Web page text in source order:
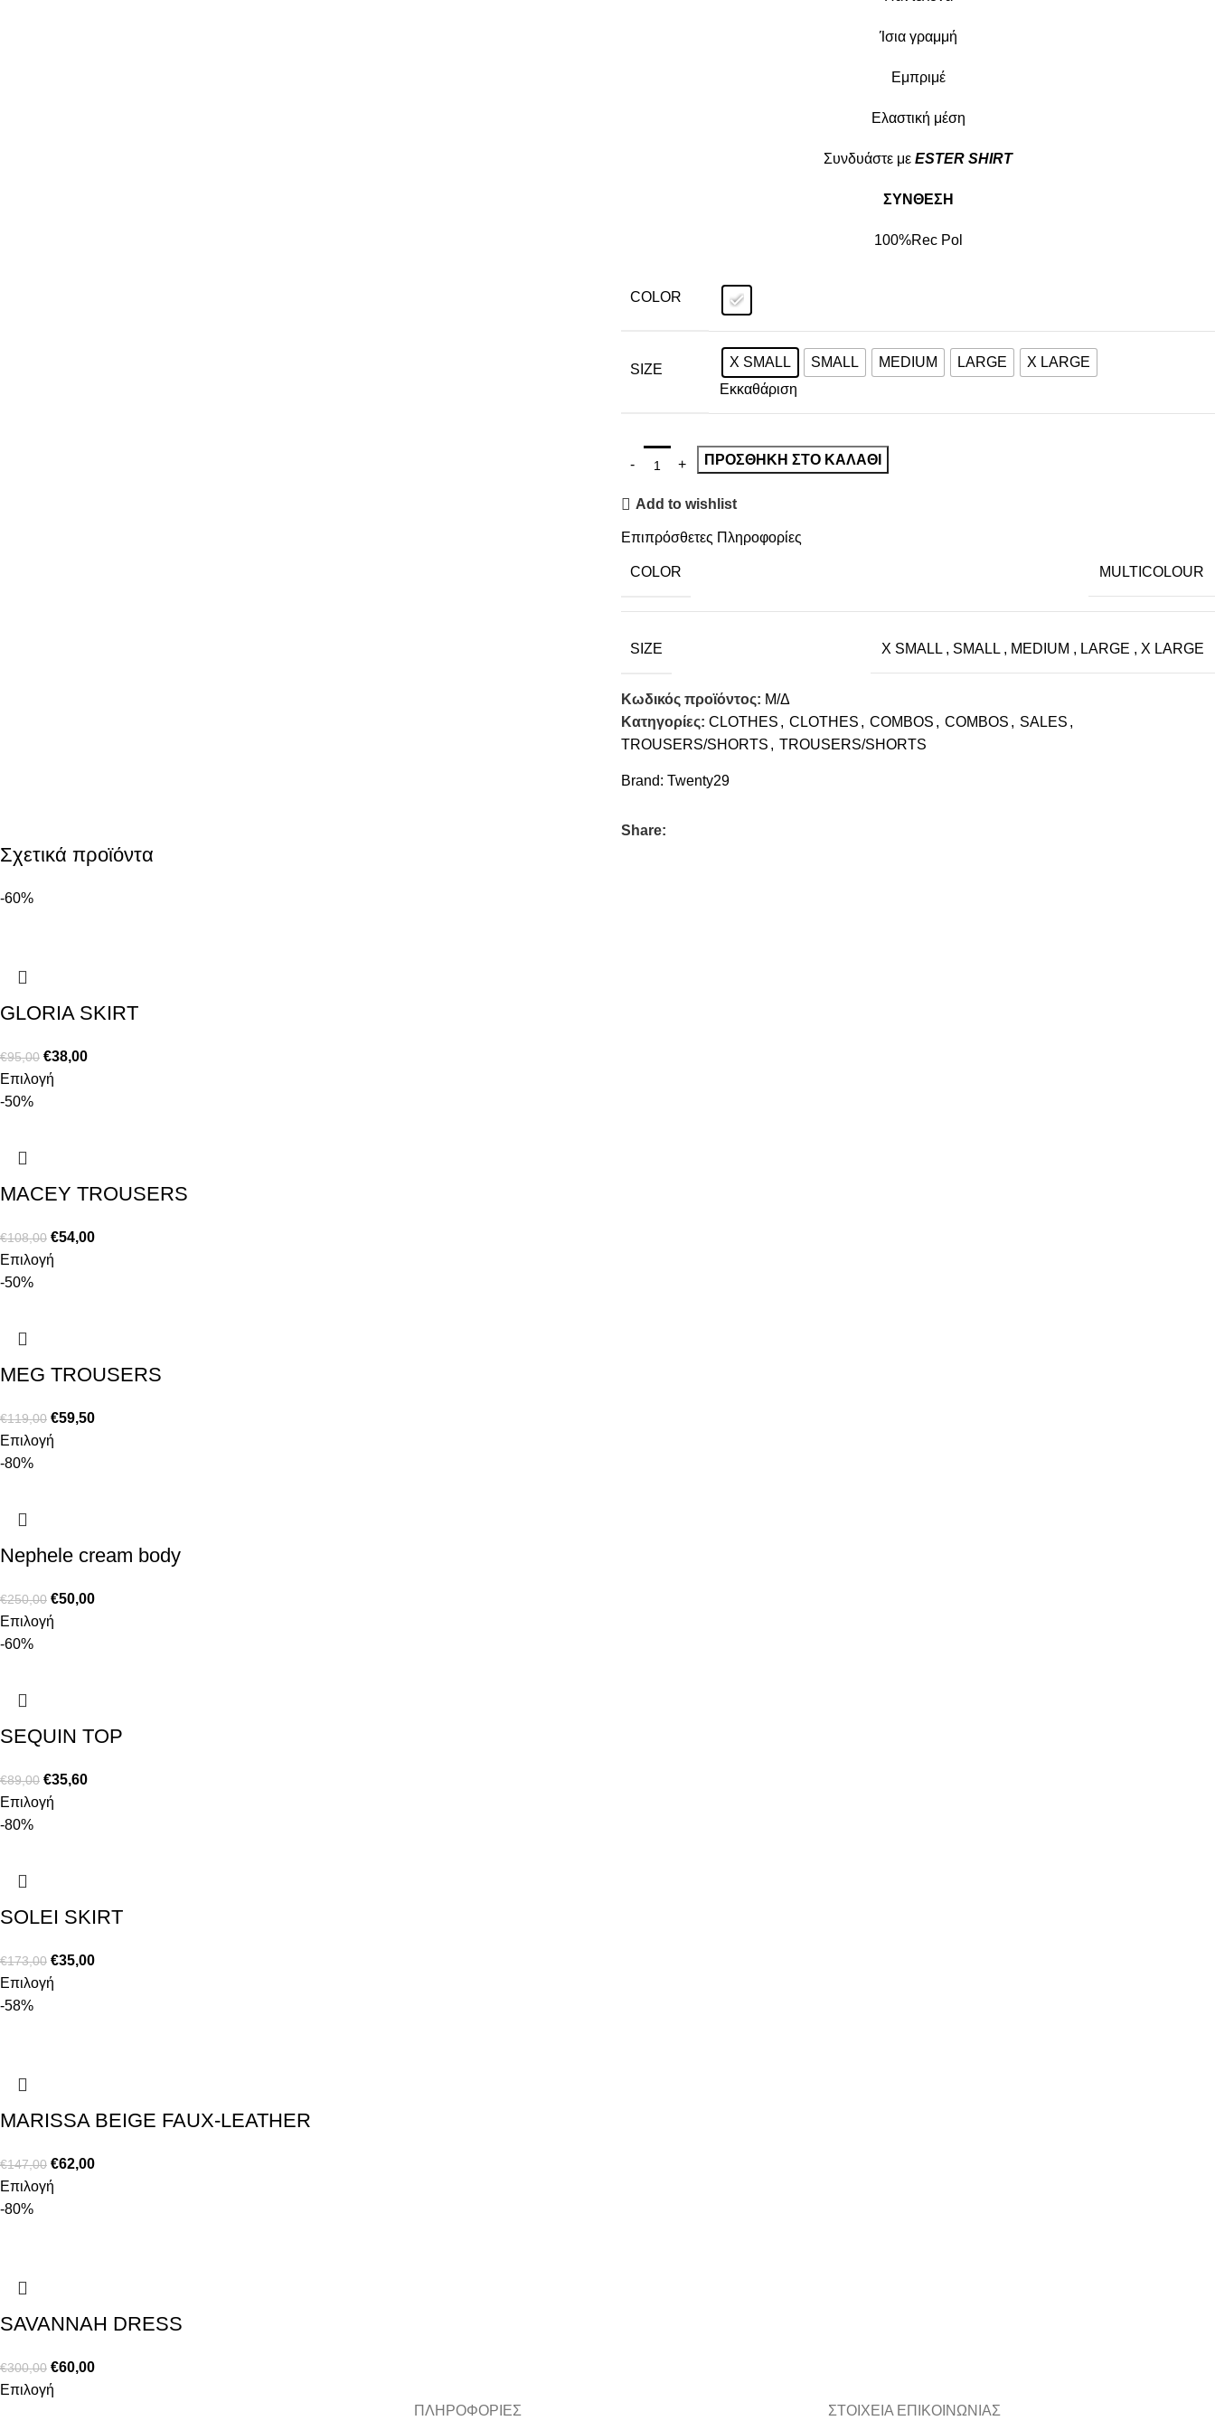
Ίσια γραμμή
Εμπριμέ
Ελαστική μέση
Συνδυάστε με ESTER SHIRT
ΣΥΝΘΕΣΗ
100%Rec Pol
COLOR
SIZE X SMALL SMALL MEDIUM LARGE
X LARGE
Εκκαθάριση
ΠΡΟΣΘΉΚΗ ΣΤΟ ΚΑΛΆΘΙ
Add to wishlist
Επιπρόσθετες Πληροφορίες
COLOR MULTICOLOUR
SIZE X SMALL , SMALL , MEDIUM , LARGE , X LARGE
Κωδικός προϊόντος: Μ/Δ
Κατηγορίες: CLOTHES , CLOTHES , COMBOS , COMBOS , SALES ,
TROUSERS/SHORTS , TROUSERS/SHORTS
Brand: Twenty29
Share:
Σχετικά προϊόντα
-60%
GLORIA SKIRT
€95,00 €38,00
Επιλογή
-50%
MACEY TROUSERS
€108,00 €54,00
Επιλογή
-50%
MEG TROUSERS
€119,00 €59,50
Επιλογή
-80%
Nephele cream body
€250,00 €50,00
Επιλογή
-60%
SEQUIN TOP
€89,00 €35,60
Επιλογή
-80%
SOLEI SKIRT
€173,00 €35,00
Επιλογή
-58%
MARISSA BEIGE FAUX-LEATHER
€147,00 €62,00
Επιλογή
-80%
SAVANNAH DRESS
€300,00 €60,00
Επιλογή
ΠΛΗΡΟΦΟΡΙΕΣ
ΣΤΟΙΧΕΙΑ ΕΠΙΚΟΙΝΩΝΙΑΣ